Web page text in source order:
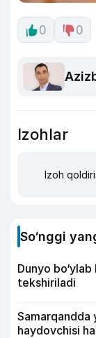
0 0
Izohlar
Izoh
So‘nggi
Dunyo
tekshiriladi
Samarqandda
haydovchisi